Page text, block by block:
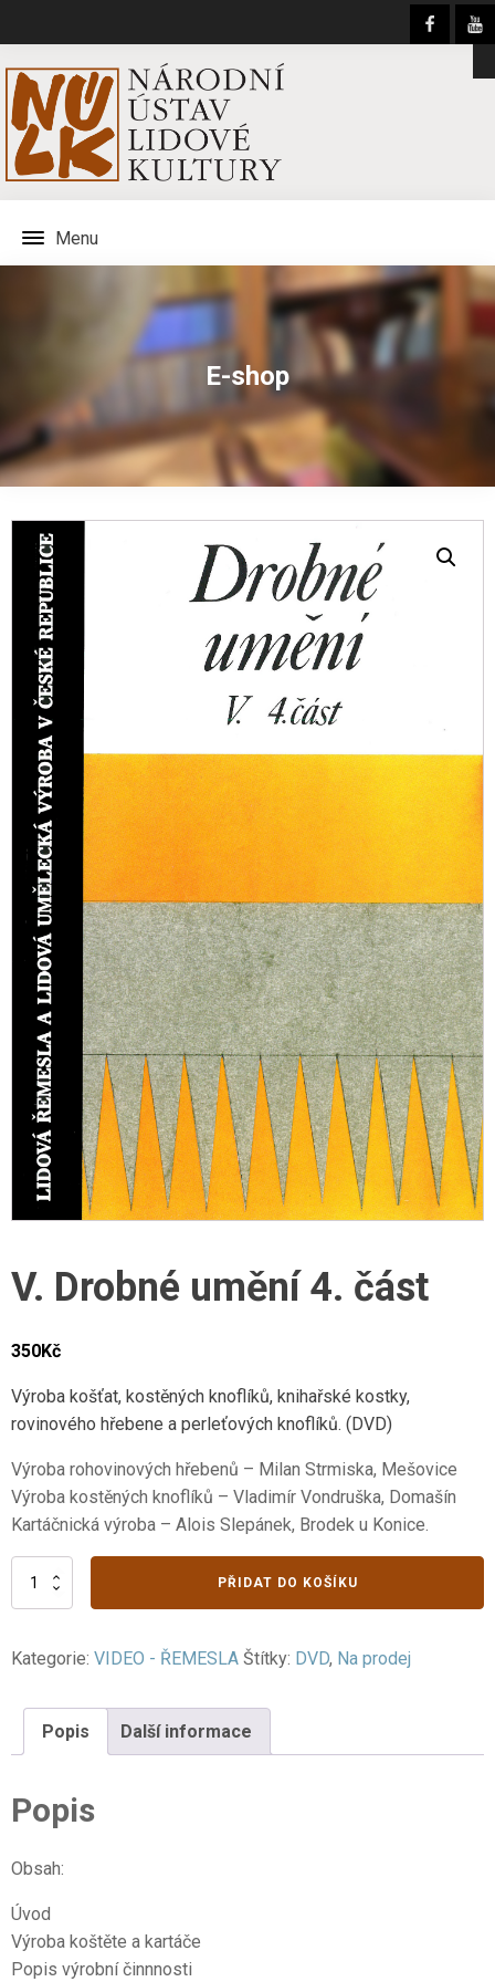
Menu
E-shop
V. Drobné umění 4. část
350Kč
Výroba košťat, kostěných knoflíků, knihařské kostky,
rovinového hřebene a perleťových knoflíků. (DVD)
Výroba rohovinových hřebenů – Milan Strmiska, Mešovice
Výroba kostěných knoflíků – Vladimír Vondruška, Domašín
Kartáčnická výroba – Alois Slepánek, Brodek u Konice.
část
PŘIDAT DO KOŠÍKU
Kategorie: VIDEO - ŘEMESLA Štítky: DVD, Na prodej
Popis Další informace
Popis
Obsah:
Úvod
Výroba koštěte a kartáče
Popis výrobní činnnosti